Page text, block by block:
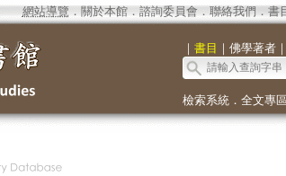
網站導覽 ． 關於本館． 諮詢委員會． 聯絡我們 ． 書
｜ 書目 ｜ 佛學著者｜
檢索系統． 全文專區